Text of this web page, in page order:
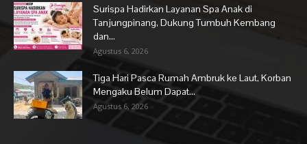
Surispa Hadirkan Layanan Spa Anak di
Tanjungpinang, Dukung Tumbuh Kembang
dan...
Agustus 6, 2026
Tiga Hari Pasca Rumah Ambruk ke Laut, Korban
Mengaku Belum Dapat...
Agustus 6, 2026